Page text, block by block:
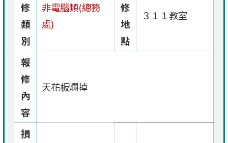
修
類
別
非電腦類(總務
處)
修
地
點
３１１教室
報
修
內
容
天花板爛掉
損